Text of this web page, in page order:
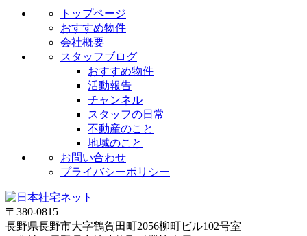
トップページ
おすすめ物件
会社概要
スタッフブログ
おすすめ物件
活動報告
チャンネル
スタッフの日常
不動産のこと
地域のこと
お問い合わせ
プライバシーポリシー
〒380-0815
長野県長野市大字鶴賀田町2056柳町ビル102号室